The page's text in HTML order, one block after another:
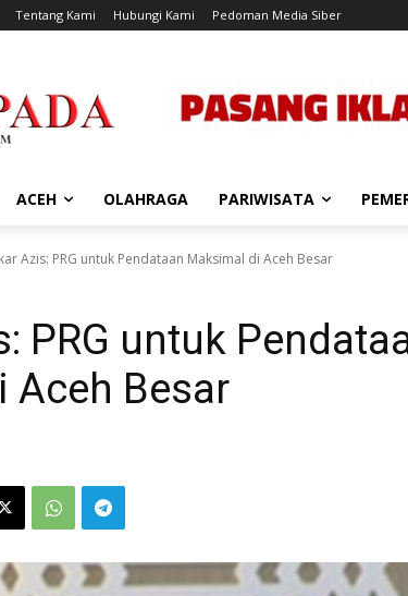
Tentang Kami Hubungi Kami Pedoman Media Siber
ACEH OLAHRAGA PARIWISATA
Azis: PRG untuk Pendataan Maksimal di Aceh Besar
PRG untuk
Aceh Besar